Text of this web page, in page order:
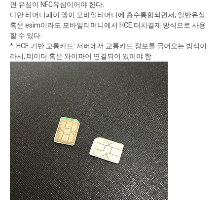
면 유심이 NFC유심이어야 한다.
다만 티머니페이 앱이 모바일티머니에 흡수통합되면서, 일반유심
혹은 esim이라도 모바일티머니에서 HCE 터치결제 방식으로 사용
할 수 있다.
*. HCE 기반 교통카드: 서버에서 교통카드 정보를 긁어오는 방식이
라서, 데이터 혹은 와이파이 연결되어 있어야 함